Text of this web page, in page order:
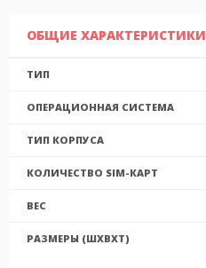
ОБЩИЕ ХАРАКТЕРИСТИКИ
ТИП
ОПЕРАЦИОННАЯ СИСТЕМА
ТИП КОРПУСА
КОЛИЧЕСТВО SIM-КАРТ
ВЕС
РАЗМЕРЫ (ШXВXТ)